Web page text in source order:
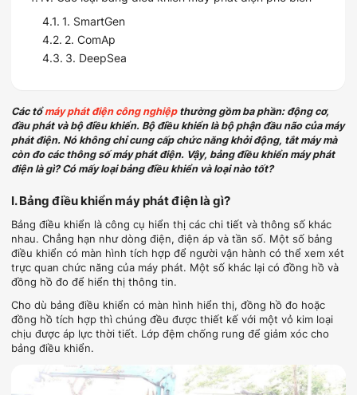
1. SmartGen
2. ComAp
3. DeepSea
Các tổmáy phát điện công nghiệpthường gồm ba phần: động cơ,
đầu phát và bộ điều khiển. Bộ điều khiển là bộ phận đầu não của máy
phát điện. Nó không chỉ cung cấp chức năng khởi động, tắt máy mà
còn đo các thông số máy phát điện. Vậy, bảng điều khiển máy phát
điện là gì? Có mấy loại bảng điều khiển và loại nào tốt?
I. Bảng điều khiển máy phát điện là gì?
Bảng điều khiển là công cụ hiển thị các chi tiết và thông số khác
nhau. Chẳng hạn như dòng điện, điện áp và tần số. Một số bảng
điều khiển có màn hình tích hợp để người vận hành có thể xem xét
trực quan chức năng của máy phát. Một số khác lại có đồng hồ và
đồng hồ đo để hiển thị thông tin.
Cho dù bảng điều khiển có màn hình hiển thị, đồng hồ đo hoặc
đồng hồ tích hợp thì chúng đều được thiết kế với một vỏ kim loại
chịu được áp lực thời tiết. Lớp đệm chống rung để giảm xóc cho
bảng điều khiển.